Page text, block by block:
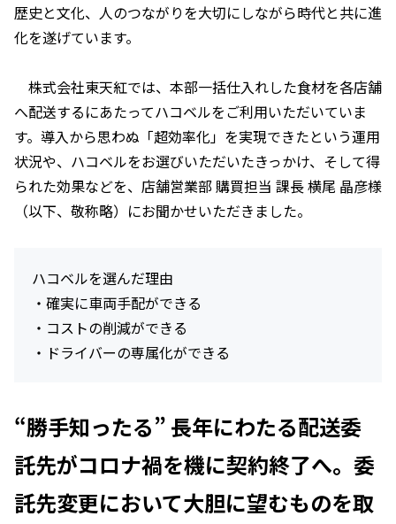
歴史と文化、人のつながりを大切にしながら時代と共に進
化を遂げています。
株式会社東天紅では、本部一括仕入れした食材を各店舗
へ配送するにあたってハコベルをご利用いただいていま
す。導入から思わぬ「超効率化」を実現できたという運用
状況や、ハコベルをお選びいただいたきっかけ、そして得
られた効果などを、店舗営業部 購買担当 課長 横尾 晶彦様
（以下、敬称略）にお聞かせいただきました。
ハコベルを選んだ理由
・確実に車両手配ができる
・コストの削減ができる
・ドライバーの専属化ができる
“勝手知ったる” 長年にわたる配送委
託先がコロナ禍を機に契約終了へ。委
託先変更において大胆に望むものを取